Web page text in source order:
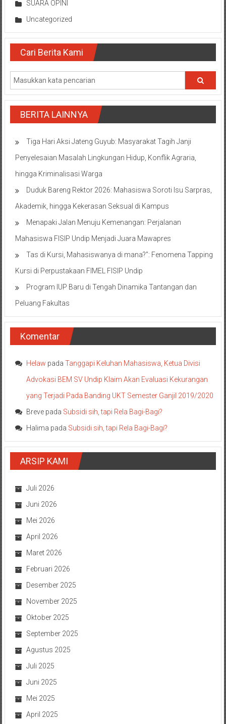
SUARA OPINI
Uncategorized
Cari Berita Kami
BERITA LAINNYA
Tiga Hari Aksi Jateng Guyub: Masyarakat Tagih Janji
Penyelesaian Masalah Lingkungan Hidup, Konflik Agraria,
hingga Kriminalisasi Warga
Duduk Bareng Rektor 2026: Mahasiswa Soroti Isu Sarpras,
Akademik, hingga Kekerasan Seksual di Kampus
Menapaki Jalan Menuju Kemenangan: Perjalanan
Mahasiswa FISIP Undip Menjadi Juara Mawapres
Tas di Kursi, Mahasiswanya di mana?”: Fenomena Tapping
Kursi di Perpustakaan FIMEL FISIP Undip
Program IUP Baru di Tengah Dinamika Tantangan dan
Peluang Fakultas
Komentar
Helaw pada Tanggapi Keluhan Mahasiswa, Ketua Divisi
Advokasi BEM SV Undip Klaim Akan Evaluasi Kekurangan
yang Terjadi Pada Banding UKT Semester Ganjil 2019/2020
Brevepada Subsidi sih, tapi Rela Bagi-Bagi?
Halima pada Subsidi sih, tapi Rela Bagi-Bagi?
ARSIP KAMI
Juli 2026
Juni 2026
Mei 2026
April 2026
Maret 2026
Februari 2026
Desember 2025
November 2025
Oktober 2025
September 2025
Agustus 2025
Juli 2025
Juni 2025
Mei 2025
April 2025